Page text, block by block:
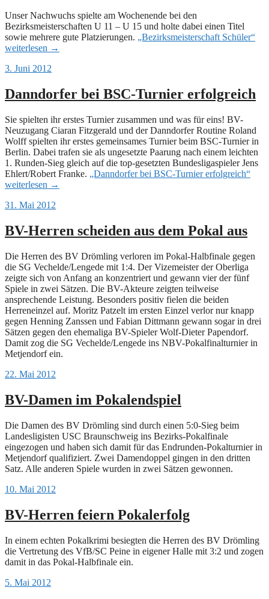
Unser Nachwuchs spielte am Wochenende bei den
Bezirksmeisterschaften U 11 – U 15 und holte dabei einen Titel
sowie mehrere gute Platzierungen. „Bezirksmeisterschaft Schüler“
weiterlesen →
3. Juni 2012
Danndorfer bei BSC-Turnier erfolgreich
Sie spielten ihr erstes Turnier zusammen und was für eins! BV-
Neuzugang Ciaran Fitzgerald und der Danndorfer Routine Roland
Wolff spielten ihr erstes gemeinsames Turnier beim BSC-Turnier in
Berlin. Dabei trafen sie als ungesetzte Paarung nach einem leichten
1. Runden-Sieg gleich auf die top-gesetzten Bundesligaspieler Jens
Ehlert/Robert Franke. „Danndorfer bei BSC-Turnier erfolgreich“
weiterlesen →
31. Mai 2012
BV-Herren scheiden aus dem Pokal aus
Die Herren des BV Drömling verloren im Pokal-Halbfinale gegen
die SG Vechelde/Lengede mit 1:4. Der Vizemeister der Oberliga
zeigte sich von Anfang an konzentriert und gewann vier der fünf
Spiele in zwei Sätzen. Die BV-Akteure zeigten teilweise
ansprechende Leistung. Besonders positiv fielen die beiden
Herreneinzel auf. Moritz Patzelt im ersten Einzel verlor nur knapp
gegen Henning Zanssen und Fabian Dittmann gewann sogar in drei
Sätzen gegen den ehemaliga BV-Spieler Wolf-Dieter Papendorf.
Damit zog die SG Vechelde/Lengede ins NBV-Pokalfinalturnier in
Metjendorf ein.
22. Mai 2012
BV-Damen im Pokalendspiel
Die Damen des BV Drömling sind durch einen 5:0-Sieg beim
Landesligisten USC Braunschweig ins Bezirks-Pokalfinale
eingezogen und haben sich damit für das Endrunden-Pokalturnier in
Metjendorf qualifiziert. Zwei Damendoppel gingen in den dritten
Satz. Alle anderen Spiele wurden in zwei Sätzen gewonnen.
10. Mai 2012
BV-Herren feiern Pokalerfolg
In einem echten Pokalkrimi besiegten die Herren des BV Drömling
die Vertretung des VfB/SC Peine in eigener Halle mit 3:2 und zogen
damit in das Pokal-Halbfinale ein.
5. Mai 2012